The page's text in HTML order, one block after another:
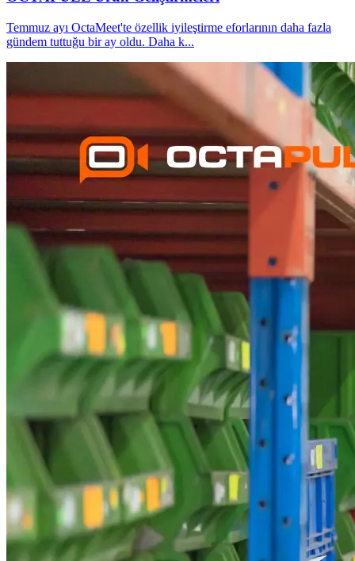
Temmuz ayı OctaMeet'te özellik iyileştirme eforlarının daha fazla
gündem tuttuğu bir ay oldu. Daha k...